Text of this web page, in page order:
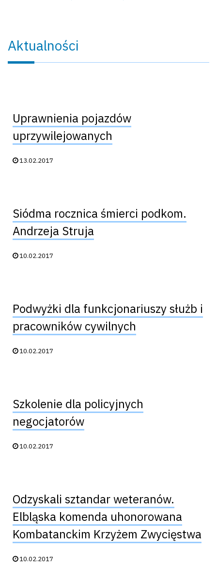
Aktualności
Uprawnienia pojazdów
uprzywilejowanych
Data publikacji:
13.02.2017
Siódma rocznica śmierci podkom.
Andrzeja Struja
Data publikacji:
10.02.2017
Podwyżki dla funkcjonariuszy służb i
pracowników cywilnych
Data publikacji:
10.02.2017
Szkolenie dla policyjnych
negocjatorów
Data publikacji:
10.02.2017
Odzyskali sztandar weteranów.
Elbląska komenda uhonorowana
Kombatanckim Krzyżem Zwycięstwa
Data publikacji:
10.02.2017